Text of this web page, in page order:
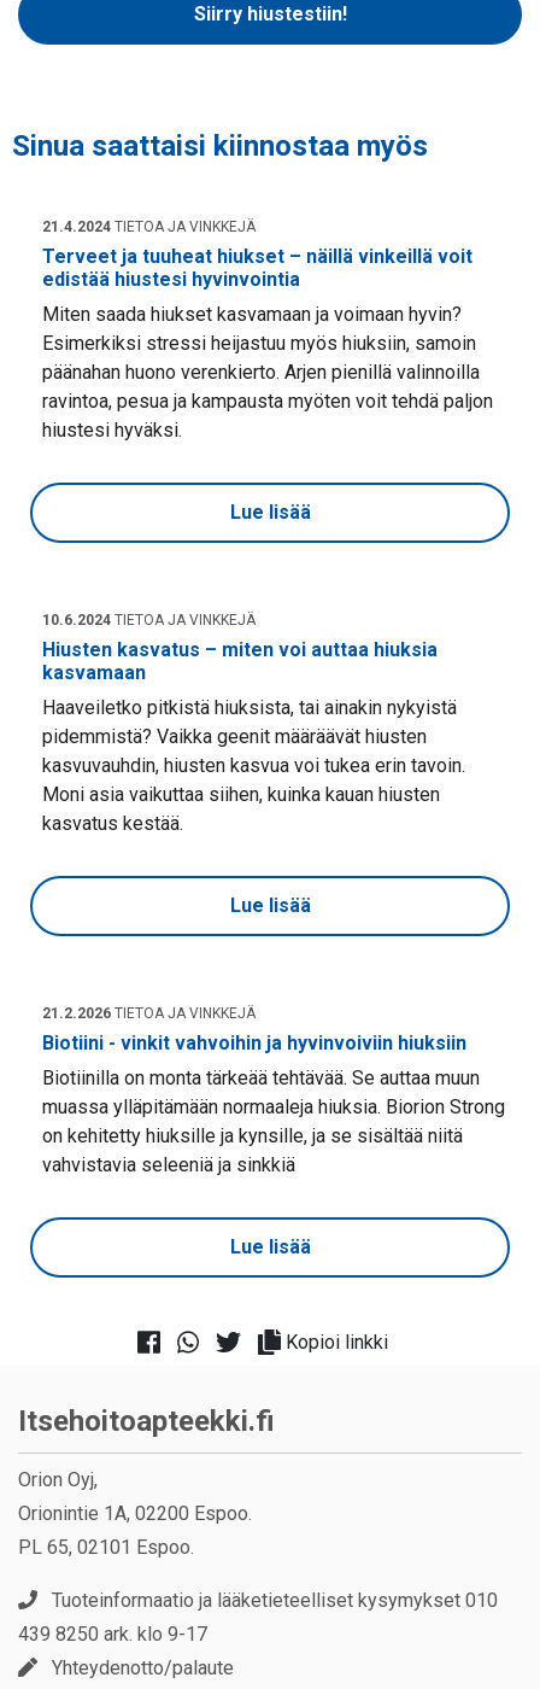
Siirry hiustestiin!
Sinua saattaisi kiinnostaa myös
21.4.2024 TIETOA JA VINKKEJÄ
Terveet ja tuuheat hiukset – näillä vinkeillä voit
edistää hiustesi hyvinvointia
Miten saada hiukset kasvamaan ja voimaan hyvin?
Esimerkiksi stressi heijastuu myös hiuksiin, samoin
päänahan huono verenkierto. Arjen pienillä valinnoilla
ravintoa, pesua ja kampausta myöten voit tehdä paljon
hiustesi hyväksi.
Lue lisää
10.6.2024 TIETOA JA VINKKEJÄ
Hiusten kasvatus – miten voi auttaa hiuksia
kasvamaan
Haaveiletko pitkistä hiuksista, tai ainakin nykyistä
pidemmistä? Vaikka geenit määräävät hiusten
kasvuvauhdin, hiusten kasvua voi tukea erin tavoin.
Moni asia vaikuttaa siihen, kuinka kauan hiusten
kasvatus kestää.
Lue lisää
21.2.2026 TIETOA JA VINKKEJÄ
Biotiini - vinkit vahvoihin ja hyvinvoiviin hiuksiin
Biotiinilla on monta tärkeää tehtävää. Se auttaa muun
muassa ylläpitämään normaaleja hiuksia. Biorion Strong
on kehitetty hiuksille ja kynsille, ja se sisältää niitä
vahvistavia seleeniä ja sinkkiä
Lue lisää
Kopioi linkki
Itsehoitoapteekki.fi
Orion Oyj,
Orionintie 1A, 02200 Espoo.
PL 65, 02101 Espoo.
Tuoteinformaatio ja lääketieteelliset kysymykset 010
439 8250 ark. klo 9-17
Yhteydenotto/palaute